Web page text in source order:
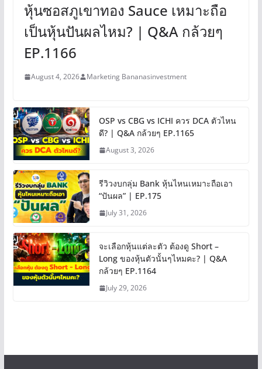
หุ้นซอสภูเขาทอง Sauce เหมาะถือ
เป็นหุ้นปันผลไหม? | Q&A กล้วยๆ
EP.1166
August 4, 2026 Marketing Bananasinvestment
OSP vs CBG vs ICHI ควร DCA ตัวไหน
ดี? | Q&A กล้วยๆ EP.1165
August 3, 2026
รีวิวงบกลุ่ม Bank หุ้นไหนเหมาะถือเอา
“ปันผล” | EP.175
July 31, 2026
จะเลือกหุ้นแต่ละตัว ต้องดู Short –
Long ของหุ้นตัวนั้นๆไหมคะ? | Q&A
กล้วยๆ EP.1164
July 29, 2026